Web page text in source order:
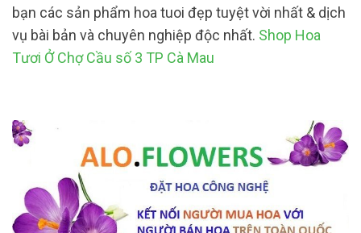
bạn các sản phẩm hoa tuoi đẹp tuyệt vời nhất & dịch
vụ bài bản và chuyên nghiệp độc nhất. Shop Hoa
Tươi Ở Chợ Cầu số 3 TP Cà Mau